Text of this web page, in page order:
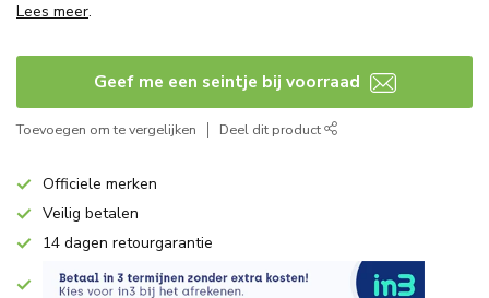
Lees meer.
Geef me een seintje bij voorraad
Toevoegen om te vergelijken Deel dit product
Officiele merken
Veilig betalen
14 dagen retourgarantie